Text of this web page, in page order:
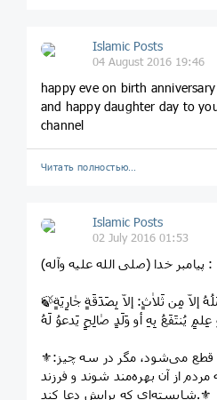
Islamic Posts
04 August 2016 19:46
happy eve on birth
and happy daughter day to
channel
Читать полностью…
Islamic Posts
02 July 2016 01:53
پیامبر خدا (صلی الله علیه و‌آله) :
🍃إذا مٰاتَ الإنسٰانُ إنقَطَعَ عَمَلُهُ إلاّ مِن ثَلاٰثٍ: إلاّ بِصَدَقَةٍ جٰارِیَةٍ
⚜با مرگ انسان عملش قطع می‌شود، مگر در سه چیز:
از آن بهره‌مند شوند و فرزند
شایسته‌ای که برایش دعا کند.⚜